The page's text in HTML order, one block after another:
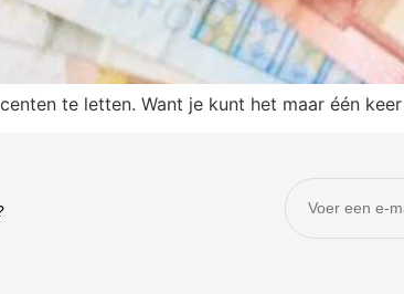
te letten. Want je kunt het maar één